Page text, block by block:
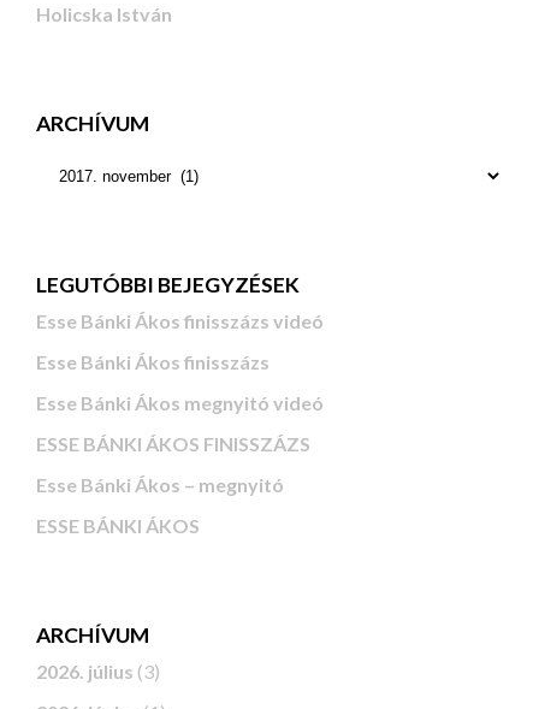
Holicska István
ARCHÍVUM
LEGUTÓBBI BEJEGYZÉSEK
Esse Bánki Ákos finisszázs videó
Esse Bánki Ákos finisszázs
Esse Bánki Ákos megnyitó videó
ESSE BÁNKI ÁKOS FINISSZÁZS
Esse Bánki Ákos – megnyitó
ESSE BÁNKI ÁKOS
ARCHÍVUM
2026. július (3)